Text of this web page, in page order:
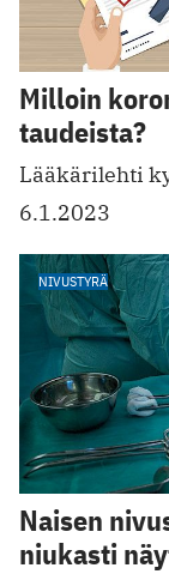
Milloin
taudeista?
Lääkärilehti
6.1.2023
NIVUSTYRÄ
Naisen
niukasti